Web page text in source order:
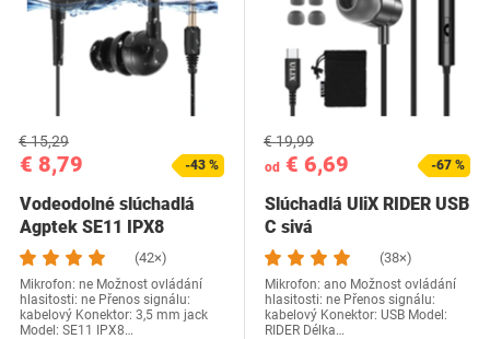
€ 8,79
€ 15,29
-43 %
Vodeodolné slúchadlá
Agptek SE11 IPX8
(42×)
Mikrofon: ne Možnost ovládání
hlasitosti: ne Přenos signálu:
kabelový Konektor: 3,5 mm jack
Model: SE11 IPX8…
od € 6,69
€ 19,99
-67 %
Slúchadlá UliX RIDER USB
C sivá
(38×)
Mikrofon: ano Možnost ovládání
hlasitosti: ne Přenos signálu:
kabelový Konektor: USB Model:
RIDER Délka…